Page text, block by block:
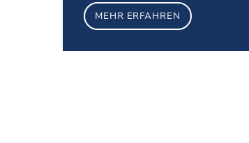
MEHR ERFAHREN